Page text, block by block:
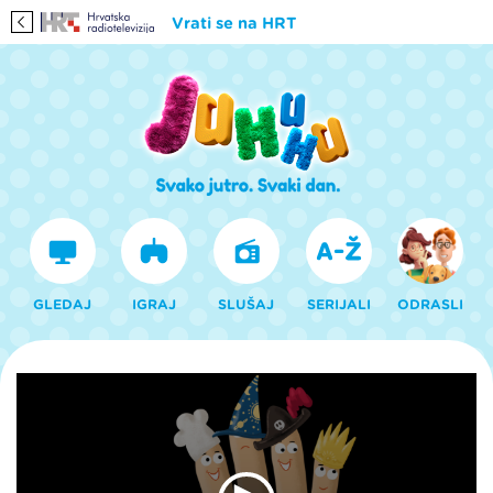
Vrati se na HRT
GLEDAJ IGRAJ SLUŠAJ SERIJALI ODRASLI